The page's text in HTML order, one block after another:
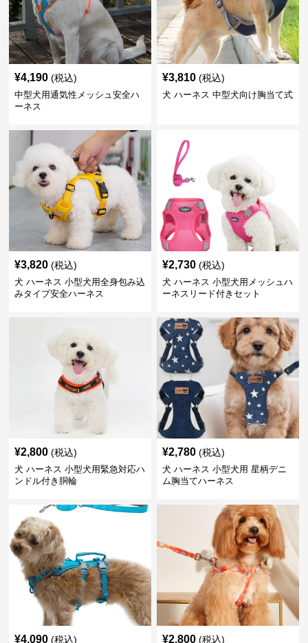
¥4,190 (税込)
中型犬用通気性メッシュ安全ハ
ーネス
¥3,810 (税込)
犬 ハーネス 中型犬向け胸当て式
¥3,820 (税込)
犬 ハーネス 小型犬用全身包み込
みタイプ安全ハーネス
¥2,730 (税込)
犬 ハーネス 小型犬用メッシュハ
ーネスリード付きセット
¥2,800 (税込)
犬 ハーネス 小型犬用緊急対応ハ
ンドル付き胴輪
¥2,780 (税込)
犬 ハーネス 小型犬用 星柄デニ
ム胸当てハーネス
¥4,090 (税込) ¥2,800 (税込)